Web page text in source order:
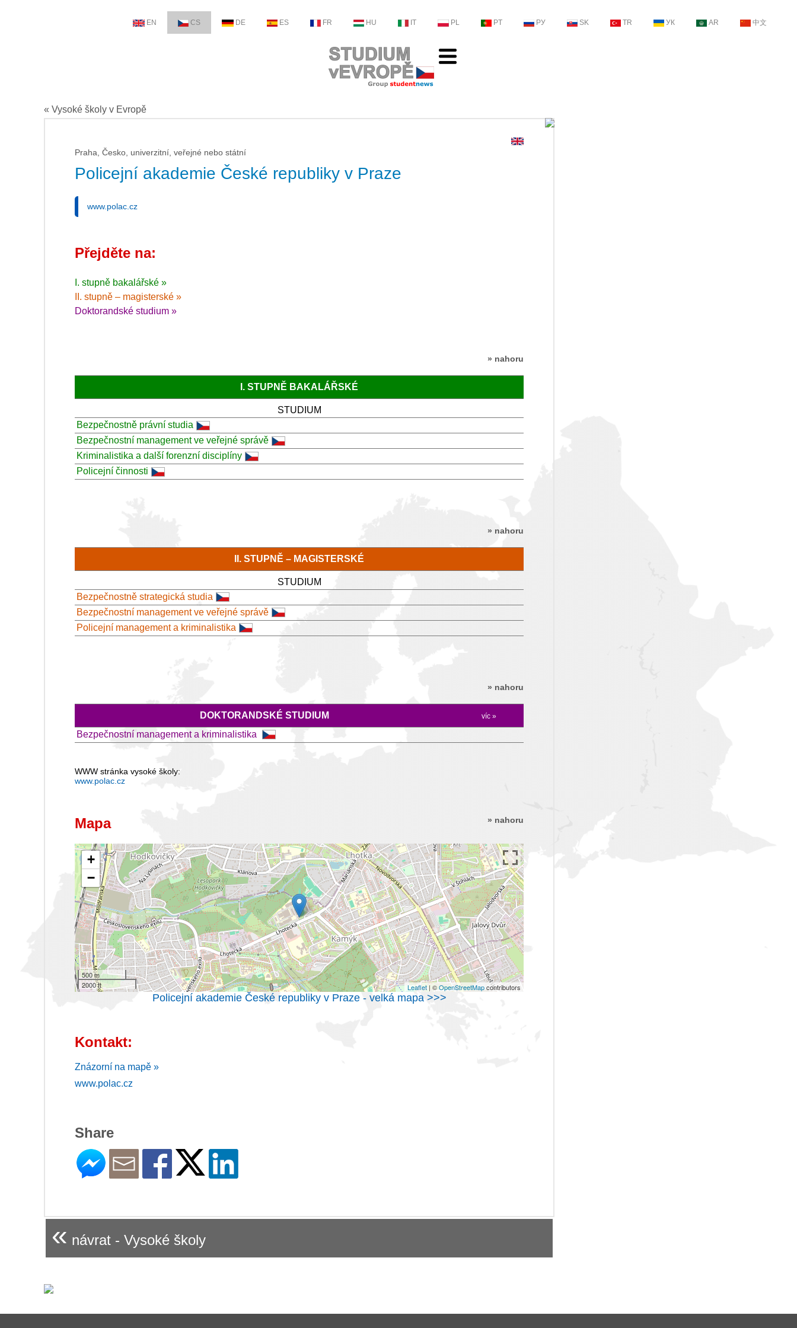
EN CS DE ES FR HU IT PL PT РУ SK TR УК AR 中文
« Vysoké školy v Evropě
Praha, Česko, univerzitní, veřejné nebo státní
Policejní akademie České republiky v Praze
www.polac.cz
Přejděte na:
I. stupně bakalářské »
II. stupně – magisterské »
Doktorandské studium »
» nahoru
I. STUPNĚ BAKALÁŘSKÉ
STUDIUM
Bezpečnostně právní studia
Bezpečnostní management ve veřejné správě
Kriminalistika a další forenzní disciplíny
Policejní činnosti
» nahoru
II. STUPNĚ – MAGISTERSKÉ
STUDIUM
Bezpečnostně strategická studia
Bezpečnostní management ve veřejné správě
Policejní management a kriminalistika
» nahoru
DOKTORANDSKÉ STUDIUM víc »
Bezpečnostní management a kriminalistika
WWW stránka vysoké školy:
www.polac.cz
» nahoru
Mapa
+
−
500 m
2000 ft
Leaflet| ©OpenStreetMapcontributors
Policejní akademie České republiky v Praze - velká mapa >>>
Kontakt:
Znázorní na mapě »
www.polac.cz
Share
« návrat - Vysoké školy